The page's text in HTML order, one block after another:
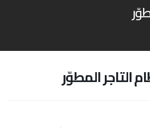
التاجر المطوّر